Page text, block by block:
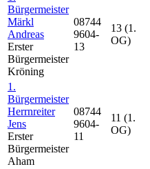
Bürgermeister
Märkl
Andreas
Erster
Bürgermeister
Kröning
08744
9604-
13
13 (1.
OG)
1.
Bürgermeister
Herrnreiter
Jens
Erster
Bürgermeister
Aham
08744
9604-
11
11 (1.
OG)